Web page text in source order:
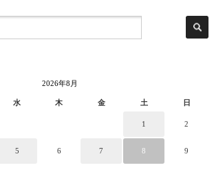
2026年8月
水 木 金 土 日
1 2
5 6 7 8 9